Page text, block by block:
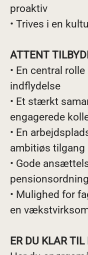
proaktiv
• Trives i en
ATTENT
• En central
indflydelse
• Et stærkt
engagerede
• En
ambitiøs tilgang
• Gode
• Mulighed for
en
ER DU KLAR